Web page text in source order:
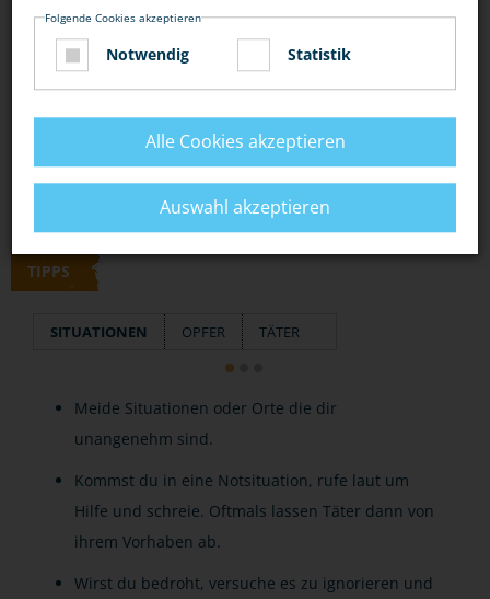
DIESEN ARTIKEL ...
TIPPS
SITUATIONEN OPFER TÄTER
Meide Situationen oder Orte die dir
unangenehm sind.
Kommst du in eine Notsituation, rufe laut um
Hilfe und schreie. Oftmals lassen Täter dann von
ihrem Vorhaben ab.
Wirst du bedroht, versuche es zu ignorieren und
Folgende Cookies akzeptieren
Notwendig Statistik
Alle Cookies akzeptieren
Auswahl akzeptieren